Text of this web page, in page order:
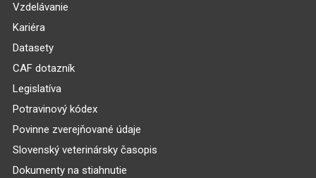
Vzdelávanie
Kariéra
Datasety
CAF dotazník
Legislatíva
Potravinový kódex
Povinne zverejňované údaje
Slovenský veterinársky časopis
Dokumenty na stiahnutie